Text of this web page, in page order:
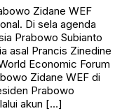
Zidane WEF
Di sela agenda
Prabowo Subianto
asal Prancis Zinedine
Economic Forum
Zidane WEF di
Prabowo
akun […]